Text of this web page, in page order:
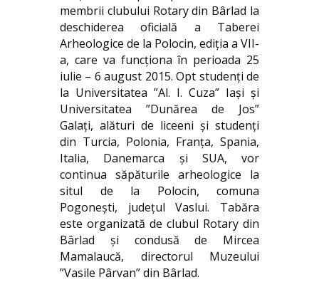
membrii clubului Rotary din Bârlad la
deschiderea oficială a Taberei
Arheologice de la Polocin, ediția a VII-
a, care va funcționa în perioada 25
iulie – 6 august 2015. Opt studenți de
la Universitatea ”Al. I. Cuza” Iași și
Universitatea ”Dunărea de Jos”
Galați, alături de liceeni și studenți
din Turcia, Polonia, Franța, Spania,
Italia, Danemarca și SUA, vor
continua săpăturile arheologice la
situl de la Polocin, comuna
Pogonești, județul Vaslui. Tabăra
este organizată de clubul Rotary din
Bârlad și condusă de Mircea
Mamalaucă, directorul Muzeului
”Vasile Pârvan” din Bârlad.